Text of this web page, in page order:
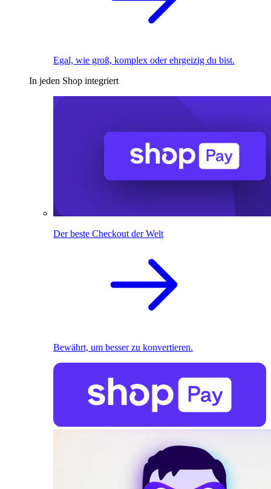
Egal, wie groß, komplex oder ehrgeizig du bist.
In jeden Shop integriert
Der beste Checkout der Welt
Bewährt, um besser zu konvertieren.